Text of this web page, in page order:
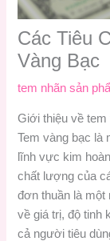
Các Tiêu
Vàng Bạc
tem nhãn sản
Giới thiệu về tem
Tem vàng bạc là
lĩnh vực kim
chất lượng của
đơn thuần là một
về giá trị, độ tinh
cả người tiêu